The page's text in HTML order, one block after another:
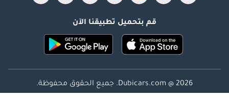
قم بتحميل تطبيقنا الآن
Dubicars.com @ 2026. جميع الحقوق محفوظة.